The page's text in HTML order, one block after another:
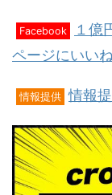
Facebook
１億
ページにいい
情報提供 情報